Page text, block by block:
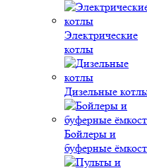
Электрические
котлы
Дизельные
Бойлеры и
буферные